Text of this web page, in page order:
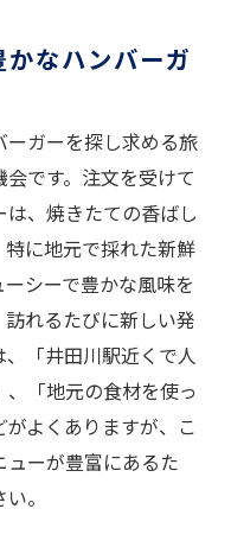
ガーランキング
香り高いハンバー
ンバーガースポッ
ガーの秘密
楽しむためのガイ
とは
るハンバーガー
ーガーの魅力
なハンバーガ
ガーを探し求める旅
です。注文を受けて
、焼きたての香ばし
に地元で採れた新鮮
シーで豊かな風味を
れるたびに新しい発
「井田川駅近くで人
「地元の食材を使っ
よくありますが、こ
ーが豊富にあるた
。